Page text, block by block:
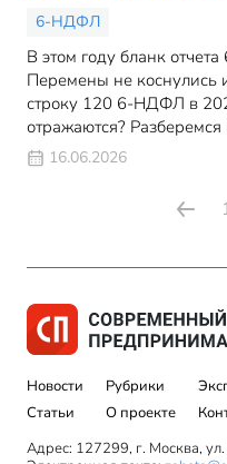
6-НДФЛ
В этом году бланк
Перемены не коснулись
строку 120 6-НДФЛ в
отражаются?
16.06.2026
Новости
Статьи
Рубрики
О проекте
Адрес: 127299, г. Москва,